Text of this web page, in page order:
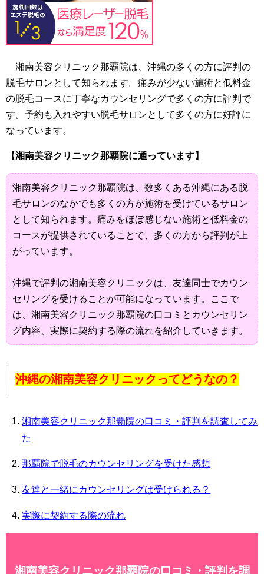
湘南美容クリニック那覇院は、沖縄の多くの方に評判の
脱毛サロンとして知られます。痛みが少ない施術と低料金
の脱毛コースに丁寧なカウンセリングで多くの方に評判で
す。予約も入れやすい脱毛サロンとして多くの方に好評に
なっています。
【湘南美容クリニック那覇院に通っています】
湘南美容クリニック那覇院は、数多くある沖縄にある脱
毛サロンのなかでも多くの方が施術を受けているサロン
として知られます。痛みをほぼ感じない施術と低料金の
コースが提供されていることで、多くの方から評判が上
がっています。
沖縄で評判の湘南美容クリニックは、友達同士でカウン
セリングを受けることが可能になっています。ここで
は、湘南美容クリニック那覇院の口コミとカウンセリン
グ内容、実際に契約する際の流れを紹介していきます。
沖縄の湘南美容クリニックってどうなの？
湘南美容クリニック那覇院の口コミ・評判を調査してみ
た
那覇院で脱毛のカウンセリングを受けた感想
友達と一緒にカウンセリングは受けられる？
実際に契約する際の流れ
湘南美容クリニック那覇院の口コミ・評判を調